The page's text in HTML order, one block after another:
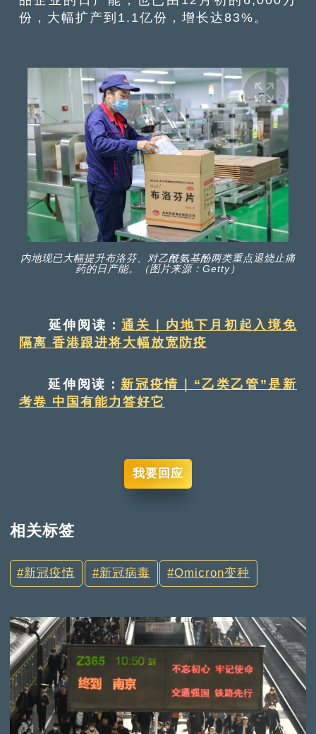
份，大幅扩产到1.1亿份，增长达83%。
内地现已大幅提升布洛芬、对乙酰氨基酚两类重点退烧止痛
药的日产能。（图片来源：Getty）
延伸阅读：通关｜内地下月初起入境免
隔离 香港跟进将大幅放宽防疫
延伸阅读：新冠疫情｜“乙类乙管”是新
考卷 中国有能力答好它
我要回应
相关标签
新冠疫情 新冠病毒 Omicron变种